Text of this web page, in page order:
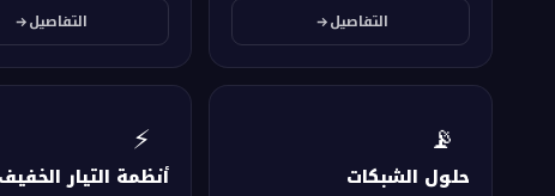
التفاصيل التفاصيل
📡
حلول الشبكات
⚡
أنظمة التيار الخفيف